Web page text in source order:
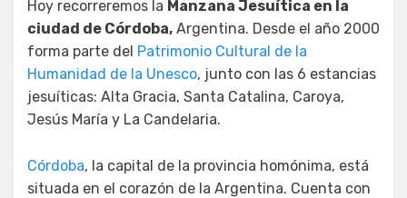
Hoy recorreremos la Manzana Jesuítica en la
ciudad de Córdoba, Argentina. Desde el año 2000
forma parte del Patrimonio Cultural de la
Humanidad de la Unesco, junto con las 6 estancias
jesuíticas: Alta Gracia, Santa Catalina, Caroya,
Jesús María y La Candelaria.
Córdoba, la capital de la provincia homónima, está
situada en el corazón de la Argentina. Cuenta con